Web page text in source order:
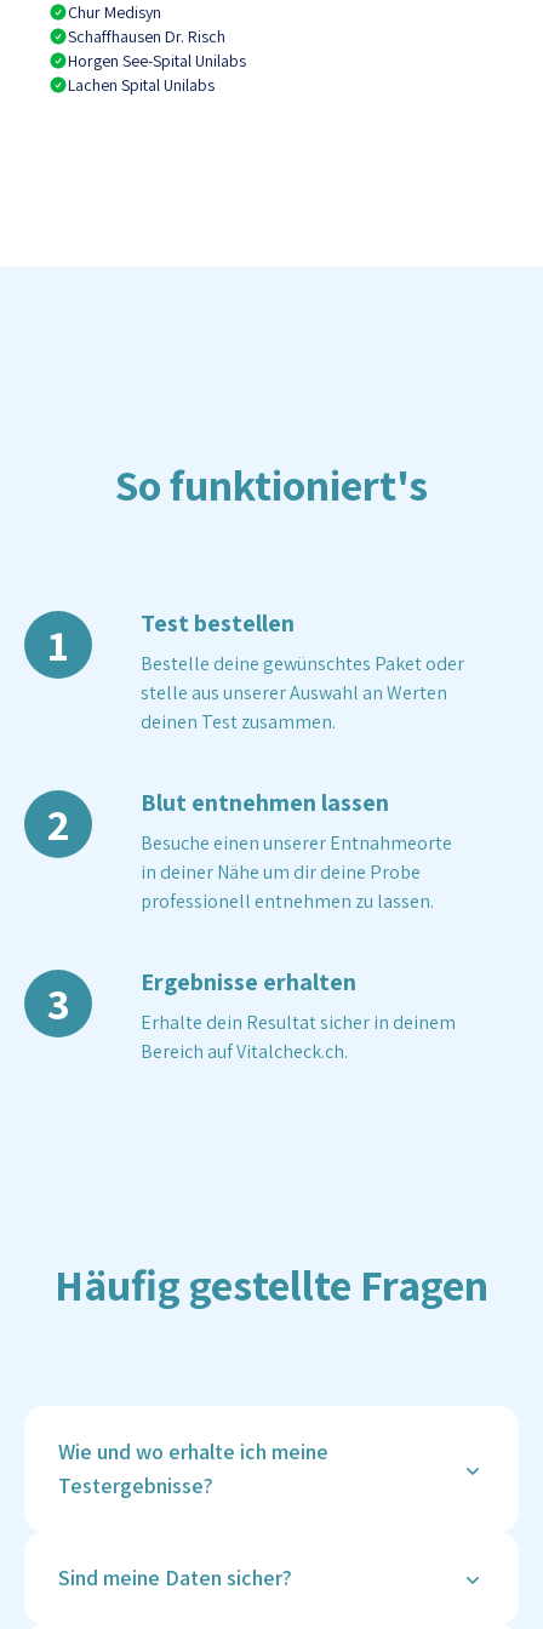
Chur Medisyn
Schaffhausen Dr. Risch
Horgen See-Spital Unilabs
Lachen Spital Unilabs
So funktioniert's
1 Test bestellen
Bestelle deine gewünschtes Paket oder
stelle aus unserer Auswahl an Werten
deinen Test zusammen.
2 Blut entnehmen lassen
Besuche einen unserer Entnahmeorte
in deiner Nähe um dir deine Probe
professionell entnehmen zu lassen.
3 Ergebnisse erhalten
Erhalte dein Resultat sicher in deinem
Bereich auf Vitalcheck.ch.
Häufig gestellte Fragen
Wie und wo erhalte ich meine
Testergebnisse?
Vitalcheck-Kundenkonto hinterlegt, sobald sie
Sind meine Daten sicher?